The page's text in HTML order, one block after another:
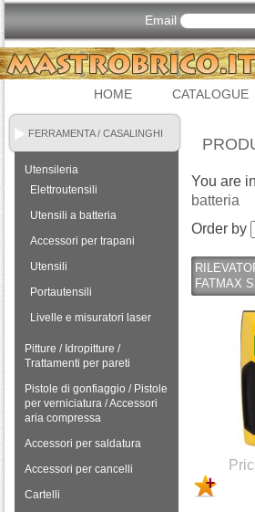
Email
HOME CATALOGUE
FERRAMENTA / CASALINGHI
Utensileria
Elettroutensili
Utensili a batteria
Accessori per trapani
Utensili
Portautensili
Livelle e misuratori laser
Pitture / Idropitture /
Trattamenti per pareti
Pistole di gonfiaggio / Pistole
per verniciatura / Accessori
aria compressa
Accessori per saldatura
Accessori per cancelli
Cartelli
You are
batteria
Order by
FATMAX